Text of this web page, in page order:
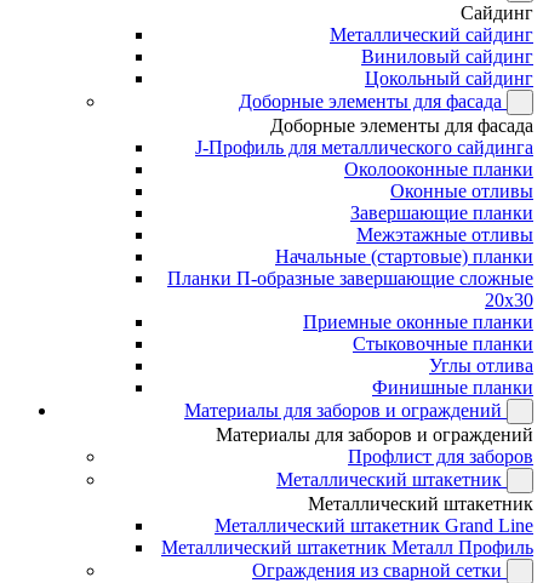
Сайдинг
Металлический сайдинг
Виниловый сайдинг
Цокольный сайдинг
Доборные элементы для фасада
Доборные элементы для фасада
J-Профиль для металлического сайдинга
Околооконные планки
Оконные отливы
Завершающие планки
Межэтажные отливы
Начальные (стартовые) планки
Планки П-образные завершающие сложные
20x30
Приемные оконные планки
Стыковочные планки
Углы отлива
Финишные планки
Материалы для заборов и ограждений
Материалы для заборов и ограждений
Профлист для заборов
Металлический штакетник
Металлический штакетник
Металлический штакетник Grand Line
Металлический штакетник Металл Профиль
Ограждения из сварной сетки